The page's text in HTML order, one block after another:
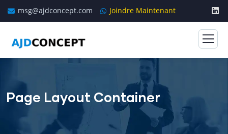
msg@ajdconcept.com Joindre Maintenant
Page Layout Container